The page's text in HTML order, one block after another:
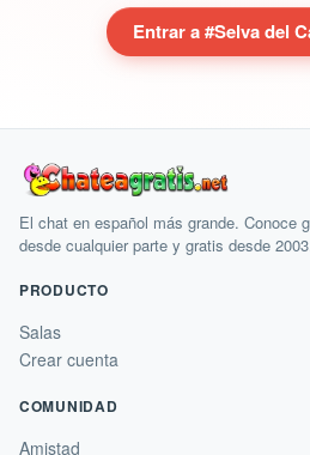
Entrar a #Selva del
El chat en español más grande. Conoce
desde cualquier parte y gratis desde
PRODUCTO
Salas
Crear cuenta
COMUNIDAD
Amistad